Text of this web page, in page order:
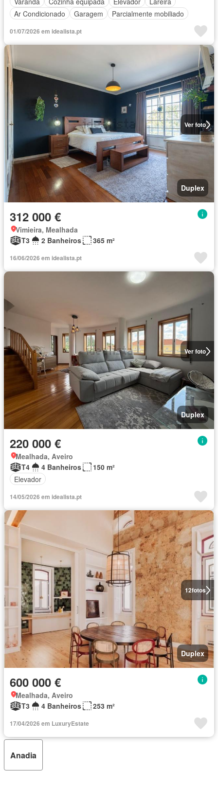
Ar Condicionado
Garagem Parcialmente mobiliado
01/07/2026 em idealista.pt
Ver foto
Duplex
312 000 €
Vimieira, Mealhada
T3
2 Banheiros 365 m²
16/06/2026 em idealista.pt
Ver foto
Duplex
220 000 €
Mealhada, Aveiro
T4
4 Banheiros
150 m²
Elevador
14/05/2026 em idealista.pt
12fotos
Duplex
600 000 €
Mealhada, Aveiro
T3
4 Banheiros 253 m²
17/04/2026 em LuxuryEstate
Anadia